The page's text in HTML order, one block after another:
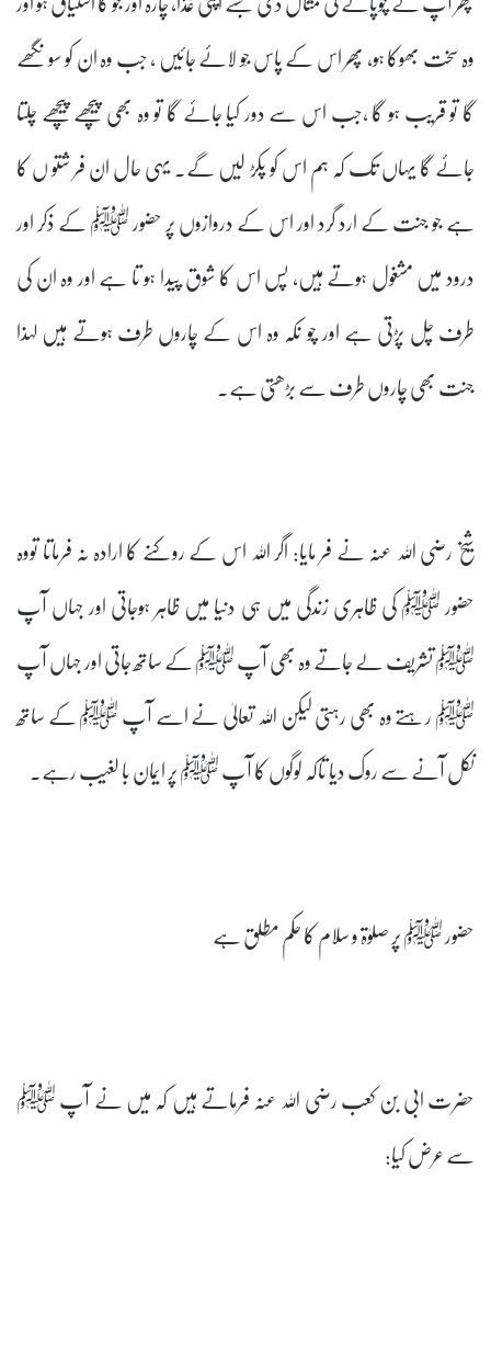
وہ سخت بھوکا ہو، پھر اس کے پاس جَو لائے جائیں ، جب وہ ان کو سونگھے
گا تو قریب ہو گا ،جب اس سے دور کیا جائے گا تو وہ بھی پیچھے پیچھے چلتا
جائے گا یہاں تک کہ ہم اس کو پکڑ لیں گے۔ یہی حال ان فر شتو ں کا
ہے جو جنت کے ارد گرد اور اس کے دروازوں پر حضور ﷺ کے ذکر اور
درود میں مشغول ہوتے ہیں، پس اس کا شوق پیدا ہو تا ہے اور وہ ان کی
طرف چل پڑتی ہے اور چو نکہ وہ اس کے چاروں طرف ہوتے ہیں لہذا
جنت بھی چاروں طرف سے بڑھتی ہے۔
شیخ رضی اللہ عنہ نے فر مایا: اگر اللہ اس کے روکنے کا ارادہ نہ فرماتا تووہ
حضور ﷺ کی ظاہری زندگی میں ہی دنیا میں ظاہر ہوجاتی اور جہاں آپ
ﷺ تشریف لے جاتے وہ بھی آپ ﷺ کے ساتھ جاتی اور جہاں آپ
ﷺ رہتے وہ بھی رہتی لیکن اللہ تعالیٰ نے اسے آپ ﷺ کے ساتھ
نکل آنے سے روک دیا تاکہ لوگوں کا آپ ﷺ پر ایمان با لغیب رہے۔
حضور ﷺ پر صلوٰۃ و سلام کا حکم مطلق ہے
حضرت ابی بن کعب رضی اللہ عنہ فرماتے ہیں کہ میں نے آپ ﷺ
سے عرض کیا: